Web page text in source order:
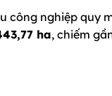
công nghiệp quy
ha, chiếm